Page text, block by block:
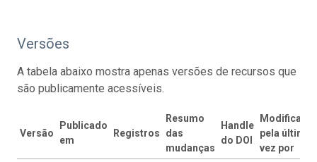
Versões
A tabela abaixo mostra apenas versões de recursos que
são publicamente acessíveis.
Versão
Publicado
em
Registros
Resumo
das
mudanças
Handle
do DOI
Modificado
pela última
vez por